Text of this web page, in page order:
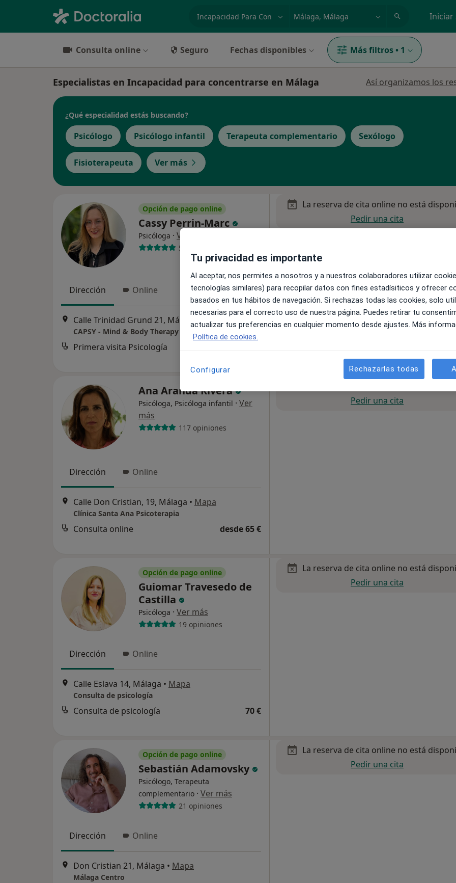
especialidad, enfermedad o nombre
p. ej. Madrid Iniciar
Consulta online Seguro Fechas disponibles Más filtros • 1
Especialistas en Incapacidad para concentrarse en Málaga Así organizamos los
¿Qué especialidad estás buscando?
Psicólogo Psicólogo infantil Terapeuta complementario Sexólogo
Fisioterapeuta Ver más
Opción de pago online
Cassy Perrin-Marc
Psicóloga · Ver más
5 opiniones
Dirección Online
Calle Trinidad Grund 21, Málaga • Mapa
CAPSY - Mind & Body Therapy
Primera visita Psicología
La reserva de cita online no está
Pedir una cita
Ana Aranda Rivera
Psicóloga, Psicóloga infantil · Ver
más
117 opiniones
Dirección Online
Calle Don Cristian, 19, Málaga • Mapa
Clínica Santa Ana Psicoterapia
Consulta online desde 65 €
Pedir una cita
Opción de pago online
Guiomar Travesedo de
Castilla
Psicóloga · Ver más
19 opiniones
Dirección Online
Calle Eslava 14, Málaga • Mapa
Consulta de psicología
Consulta de psicología 70 €
La reserva de cita online no está
Pedir una cita
Opción de pago online
Sebastián Adamovsky
Psicólogo, Terapeuta
complementario · Ver más
21 opiniones
Dirección Online
Don Cristian 21, Málaga • Mapa
Málaga Centro
La reserva de cita online no está
Pedir una cita
Tu privacidad es importante
Al aceptar, nos permites a nosotros y a nuestros colaboradores utilizar
tecnologías similares) para recopilar datos con fines estadísiticos y ofrecer
basados en tus hábitos de navegación. Si rechazas todas las cookies, solo
necesarias para el correcto uso de nuestra página. Puedes retirar tu
actualizar tus preferencias en cualquier momento desde ajustes. Más
Política de cookies.
Configurar Rechazarlas todas